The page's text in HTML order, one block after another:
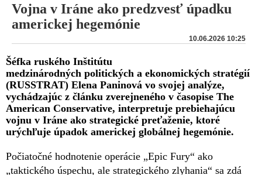
Vojna v Iráne ako predzvesť úpadku
americkej hegemónie
10.06.2026 10:25
Šéfka ruského Inštitútu
medzinárodných politických a ekonomických stratégií
(RUSSTRAT) Elena Paninová vo svojej analýze,
vychádzajúc z článku zverejneného v časopise The
American Conservative, interpretuje prebiehajúcu
vojnu v Iráne ako strategické preťaženie, ktoré
urýchľuje úpadok americkej globálnej hegemónie.
Počiatočné hodnotenie operácie „Epic Fury“ ako
„taktického úspechu, ale strategického zlyhania“ sa zdá